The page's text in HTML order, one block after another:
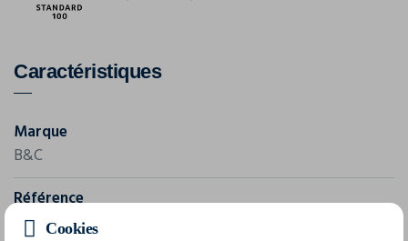
Caractéristiques
Marque
B&C
Référence
TK001Cookies